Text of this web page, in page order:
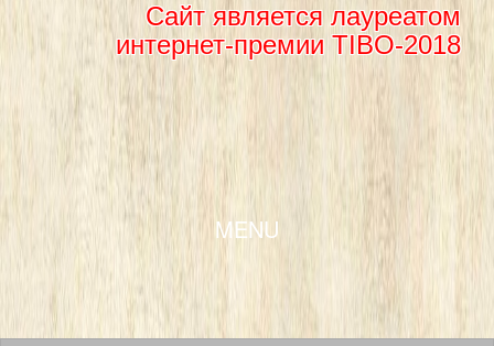
Сайт является лауреатом
интернет-премии TIBO-2018
MENU
SKIP TO CONTENT